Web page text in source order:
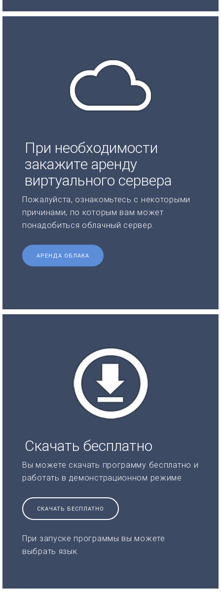
При необходимости
закажите аренду
виртуального сервера
Пожалуйста, ознакомьтесь с некоторыми
причинами, по которым вам может
понадобиться облачный сервер.
АРЕНДА ОБЛАКА
Скачать бесплатно
Вы можете скачать программу бесплатно и
работать в демонстрационном режиме
СКАЧАТЬ БЕСПЛАТНО
При запуске программы вы можете
выбрать язык.